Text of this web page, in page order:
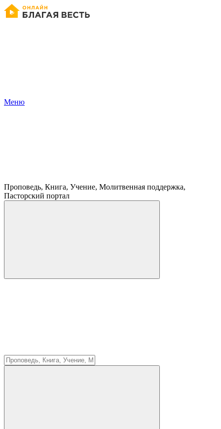
Меню
Проповедь, Книга, Учение, Молитвенная поддержка,
Пасторский портал